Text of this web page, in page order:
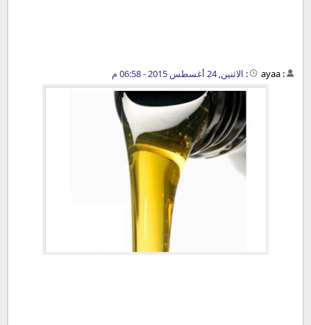
:
ayaa
: الاثنين, 24 أغسطس 2015 - 06:58 م